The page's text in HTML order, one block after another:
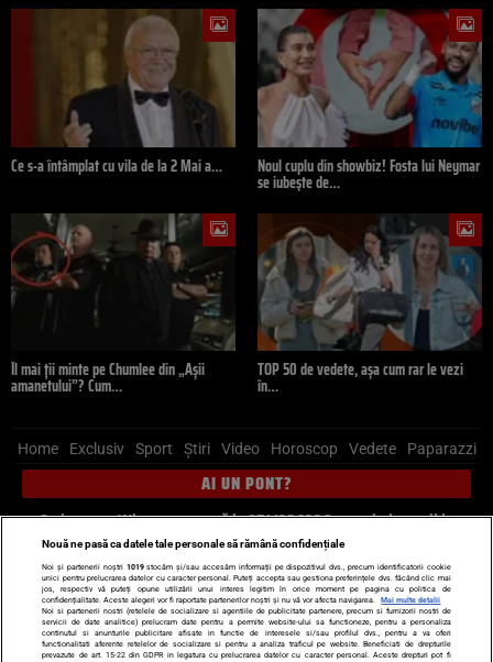
Ce s-a întâmplat cu vila de la 2 Mai a… Noul cuplu din showbiz! Fosta lui Neymar
se iubește de…
Îl mai ții minte pe Chumlee din „Așii
amanetului”? Cum…
TOP 50 de vedete, așa cum rar le vezi
în…
Home Exclusiv Sport Știri Video Horoscop Vedete Paparazzi
AI UN PONT?
Scrie-ne pe Whatsapp, sună la 0741226226 sau trimite mail la
pont@cancan.ro
Știri interne Știri externe
Politică
Ultimele stiri
Diete Insula Iubirii Dictionar de vise
LIFE STYLE
Horoscop
Nouă ne pasă ca datele tale personale să rămână confidențiale
Noi și partenerii noștri 1019stocăm și/sau accesăm informații pe dispozitivul dvs., precum identificatorii cookie
unici pentru prelucrarea datelor cu caracter personal. Puteți accepta sau gestiona preferințele dvs. făcând clic mai
jos, respectiv vă puteți opune utilizării unui interes legitim în orice moment pe pagina cu politica de
confidențialitate. Aceste alegeri vor fi raportate partenerilor noștri și nu vă vor afecta navigarea.
Mai multe detalii
Noi si partenerii nostri (retelele de socializare si agentiile de publicitate partenere, precum si furnizorii nostri de
servicii de date analitice) prelucram date pentru a permite website-ului sa functioneze, pentru a personaliza
continutul si anunturile publicitare afisate in functie de interesele si/sau profilul dvs., pentru a va oferi
functionalitati aferente retelelor de socializare si pentru a analiza traficul pe website. Beneficiati de drepturile
prevazute de art. 15-22 din GDPR in legatura cu prelucrarea datelor cu caracter personal. Aceste drepturi pot fi